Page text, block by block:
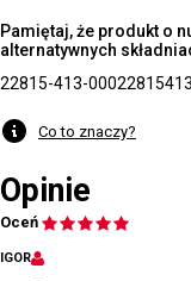
Pamiętaj, że produkt o
alternatywnych
22815-413-000
Co to znaczy?
Opinie
Oceń
IGOR